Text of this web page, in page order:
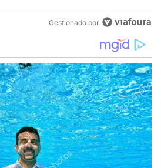
Gestionado por